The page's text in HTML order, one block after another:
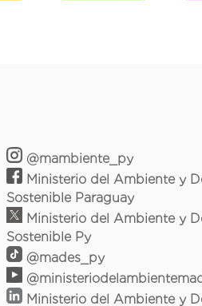
@mambiente_py
Ministerio del Ambiente y
Sostenible Paraguay
Ministerio del Ambiente y
Sostenible Py
@mades_py
Ministerio del Ambiente y